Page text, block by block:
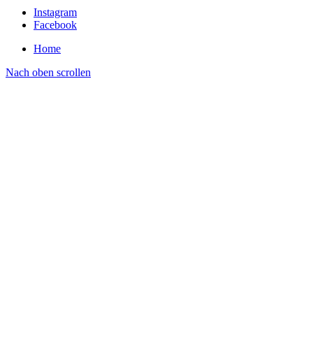
Instagram
Facebook
Home
Nach oben scrollen